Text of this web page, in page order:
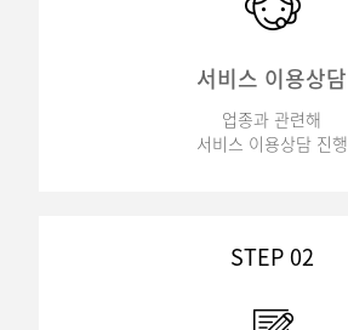
서비스 이용상담
업종과 관련해
서비스 이용상담 진행
STEP 02